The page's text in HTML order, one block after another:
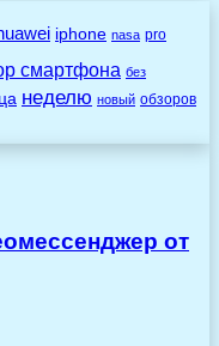
iphone nasa pro
смартфона без
неделю новый обзоров
от